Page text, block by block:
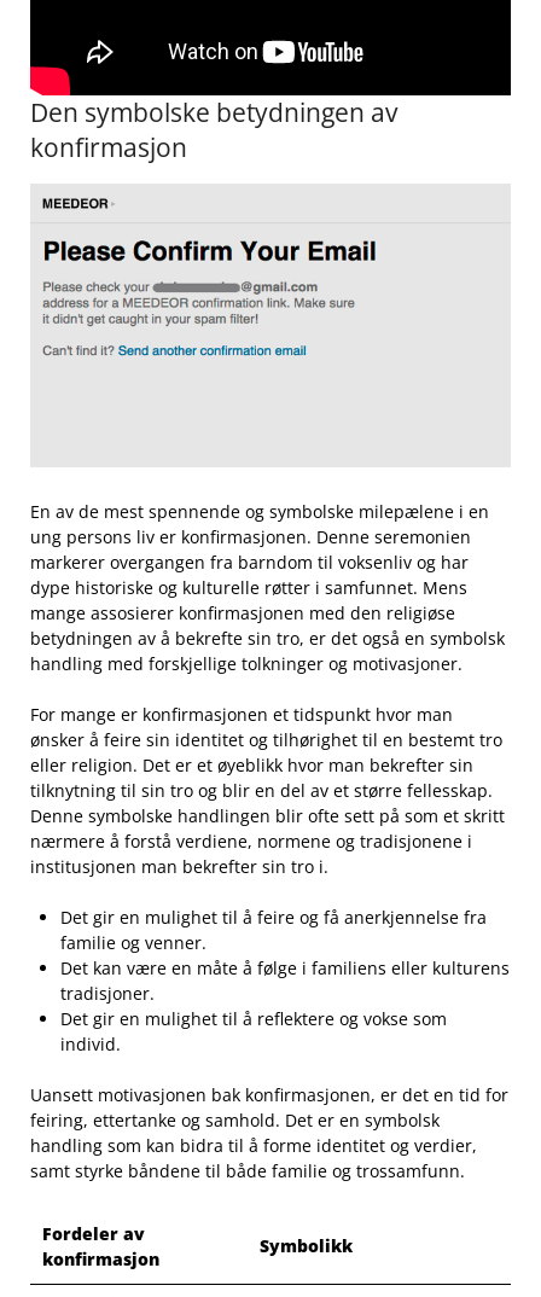
Den symbolske betydningen av
konfirmasjon
En ​av de mest spennende og symbolske milepælene ⁤i ⁢en
ung persons liv er konfirmasjonen. ⁢Denne seremonien
markerer overgangen fra barndom til voksenliv ‌og har
dype historiske ‌og kulturelle ‌røtter i samfunnet.‍ Mens
mange assosierer konfirmasjonen ‍med ​den ⁣religiøse⁢
betydningen av å bekrefte sin tro, er det⁢ også en symbolsk
handling⁢ med forskjellige⁤ tolkninger​ og motivasjoner.
For mange er konfirmasjonen‌ et tidspunkt⁣ hvor man
ønsker å feire sin identitet og tilhørighet til en bestemt tro
eller religion. Det er et øyeblikk hvor man bekrefter sin
tilknytning til sin ‌tro‌ og blir en del av et ‍større fellesskap.​
Denne symbolske handlingen blir ofte sett på som et skritt
nærmere å forstå verdiene, ​normene og tradisjonene i
institusjonen man bekrefter sin tro i.
Det ‍gir ⁢en​ mulighet ⁤til⁤ å feire og få anerkjennelse⁤ fra
familie og venner.
Det kan være ⁤en måte å​ følge i ⁢familiens eller kulturens
tradisjoner.
Det gir en mulighet‌ til å reflektere og vokse som
individ.
Uansett motivasjonen bak konfirmasjonen, er det en⁢ tid for‌
feiring, ettertanke ⁤og samhold. Det er en ⁤symbolsk‍
handling som⁣ kan bidra til å‌ forme ‍identitet og verdier,
samt styrke båndene til både​ familie og ⁣trossamfunn.
Fordeler av‌
konfirmasjon
Symbolikk